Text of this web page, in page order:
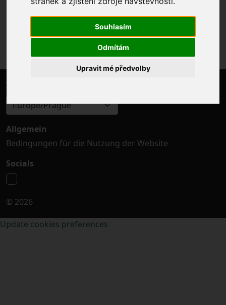
Souhlasím
Odmítám
Upravit mé předvolby
Stadio Renato Dall'Ara, Bologna (Italy)
Serie A
Das Ereignis ist bereits eingetreten. Sie können
jedoch ein anderes Ereignis versuchen.
Zeitzone auswählen
Europe/Prague
Allgemein
Bedingungen für die Nutzung der Website
Socials
© 2026
Update cookies preferences